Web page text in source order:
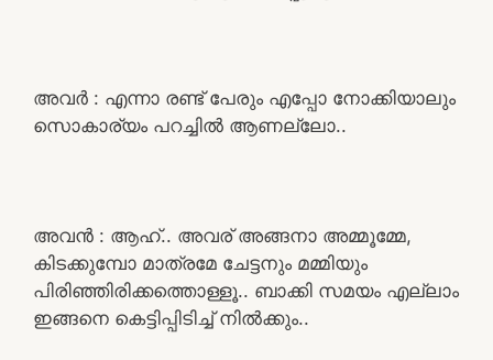
അവർ : എന്നാ രണ്ട് പേരും എപ്പോ നോക്കിയാലും
സൊകാര്യം പറച്ചിൽ ആണല്ലോ..
അവൻ : ആഹ്.. അവര് അങ്ങനാ അമ്മൂമ്മേ,
കിടക്കുമ്പോ മാത്രമേ ചേട്ടനും മമ്മിയും
പിരിഞ്ഞിരിക്കത്തൊള്ളൂ.. ബാക്കി സമയം എല്ലാം
ഇങ്ങനെ കെട്ടിപ്പിടിച്ച് നിൽക്കും..